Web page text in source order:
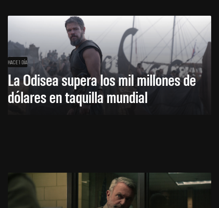
HACE 1 DÍA
La Odisea supera los mil millones de
dólares en taquilla mundial